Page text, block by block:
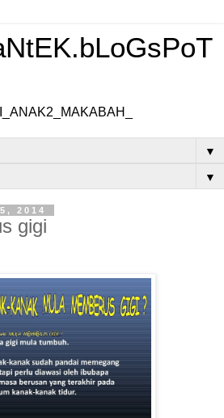
▼
▼
2014
gigi